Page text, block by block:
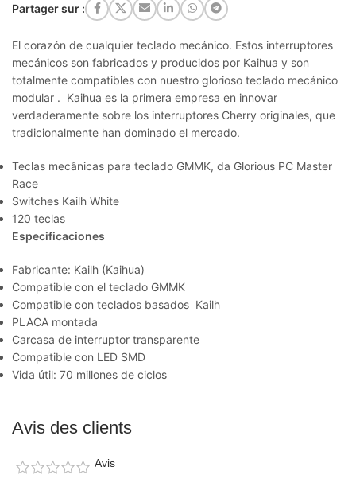
Partager sur :
El corazón de cualquier teclado mecánico. Estos interruptores
mecánicos son fabricados y producidos por Kaihua y son
totalmente compatibles con nuestro glorioso teclado mecánico
modular . Kaihua es la primera empresa en innovar
verdaderamente sobre los interruptores Cherry originales, que
tradicionalmente han dominado el mercado.
Teclas mecânicas para teclado GMMK, da Glorious PC Master
Race
Switches Kailh White
120 teclas
Especificaciones
Fabricante: Kailh (Kaihua)
Compatible con el teclado GMMK
Compatible con teclados basados Kailh
PLACA montada
Carcasa de interruptor transparente
Compatible con LED SMD
Vida útil: 70 millones de ciclos
Avis des clients
Avis